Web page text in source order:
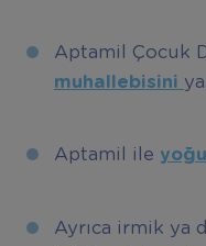
Aptamil Çocuk
muhallebisini
Aptamil ile
Ayrıca irmik ya